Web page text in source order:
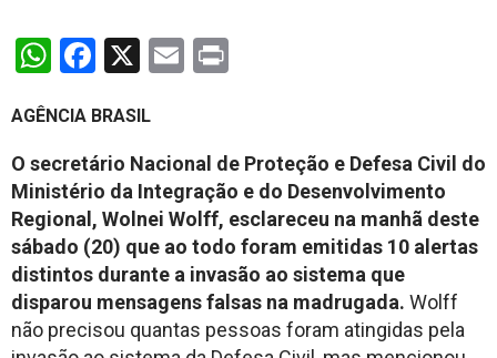
WhatsApp
Facebook
X Email
AGÊNCIA BRASIL
O secretário Nacional de Proteção e Defesa Civil do
Ministério da Integração e do Desenvolvimento
Regional, Wolnei Wolff, esclareceu na manhã deste
sábado (20) que ao todo foram emitidas 10 alertas
distintos durante a invasão ao sistema que
disparou mensagens falsas na madrugada. Wolff
não precisou quantas pessoas foram atingidas pela